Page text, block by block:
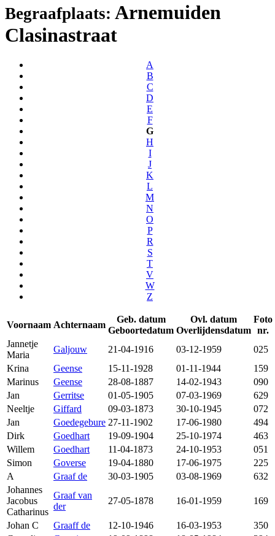
Begraafplaats: Arnemuiden
Clasinastraat
A
B
C
D
E
F
G
H
I
J
K
L
M
N
O
P
R
S
T
V
W
Z
Voornaam Achternaam
Geb. datum
Geboortedatum
Ovl. datum
Overlijdensdatum
Foto
nr.
Jannetje
Maria
Galjouw 21-04-1916 03-12-1959
025
Krina
Geense 15-11-1928 01-11-1944
159
Marinus
Geense 28-08-1887 14-02-1943
090
Jan
Gerritse 01-05-1905 07-03-1969
629
Neeltje
Giffard 09-03-1873 30-10-1945
072
Jan
Goedegebure 27-11-1902 17-06-1980
494
Dirk
Goedhart 19-09-1904 25-10-1974
463
Willem
Goedhart 11-04-1873 24-10-1953
051
Simon
Goverse 19-04-1880 17-06-1975
225
A
Graaf de 30-03-1905 03-08-1969
632
Johannes
Jacobus
Catharinus
Graaf van
der
27-05-1878 16-01-1959 169
Johan C Graaff de 12-10-1946 16-03-1953
350